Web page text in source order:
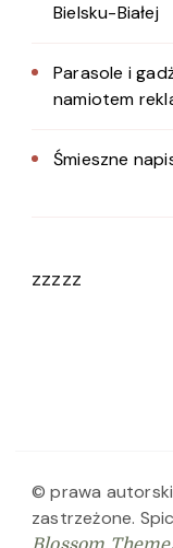
Bielsku-Białej
Parasole i
namiotem
Śmieszne
zzzzz
© prawa
zastrzeżone.